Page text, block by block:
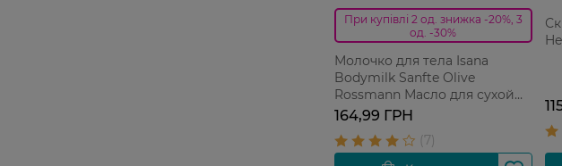
При купівлі 2 од. знижка -20%, 3
од. -30%
Молочко для тела Isana
Bodymilk Sanfte Olive
Rossmann Масло для сухой
кожи 400 мл
164,99 ГРН